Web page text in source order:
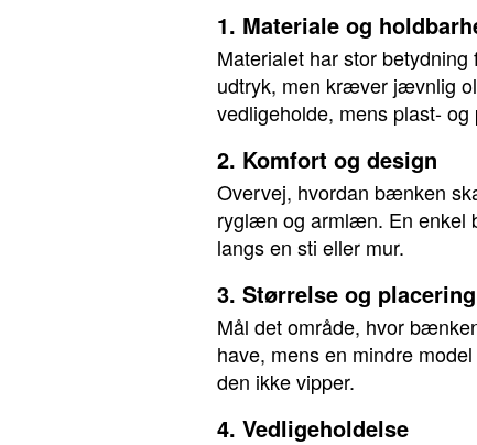
1. Materiale og
Materialet har stor
udtryk, men kræver jævnlig
vedligeholde, mens plast-
2. Komfort og design
Overvej, hvordan bænken
ryglæn og armlæn. En enkel
langs en sti eller mur.
3. Størrelse og placering
Mål det område, hvor
have, mens en mindre
den ikke vipper.
4. Vedligeholdelse